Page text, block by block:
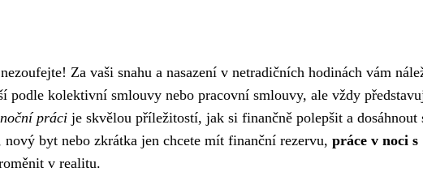
Za vaši snahu a nasazení v netradičních hodinách vám
podle kolektivní smlouvy nebo pracovní smlouvy, ale vždy
práci je skvělou příležitostí, jak si finančně polepšit a dosáhnout
byt nebo zkrátka jen chcete mít finanční rezervu, práce v noci s
v realitu.